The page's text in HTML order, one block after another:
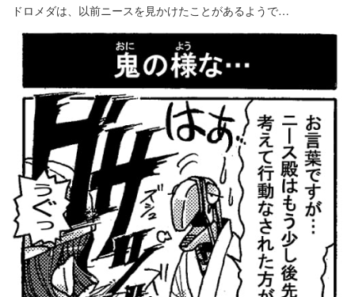
ドロメダは、以前ニースを見かけたことがあるようで…